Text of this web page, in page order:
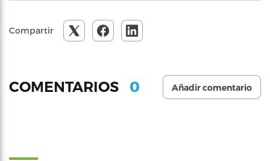
Compartir
COMENTARIOS 0 Añadir comentario